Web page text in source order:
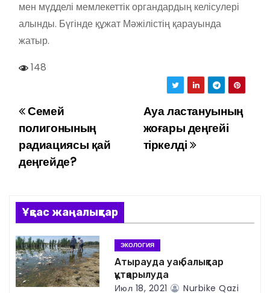
мен мүдделі мемлекеттік органдардың келісулері
алынды. Бүгінде құжат Мәжілістің қарауында
жатыр.
148
Н
а
в
г
а
ц
Ауа ластануының
жоғары деңгейі
тіркелді
Семей
полигонының
радиациясы қай
деңгейде?
Ұқсас жаңалықтар
ЭКОЛОГИЯ
Атырауда уақ балықтар
құтқарылуда
Июл 18, 2021 Nurbike Qazi